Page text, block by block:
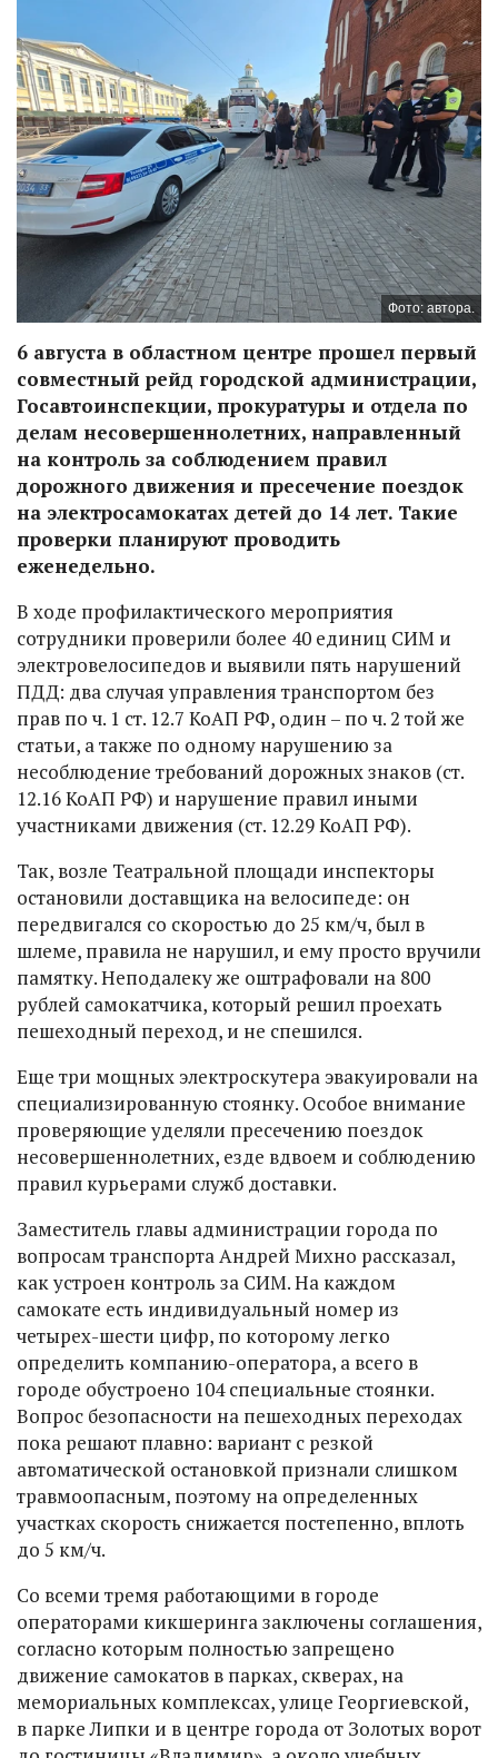
Фото: автора.
6 августа в областном центре прошел первый
совместный рейд городской администрации,
Госавтоинспекции, прокуратуры и отдела по
делам несовершеннолетних, направленный
на контроль за соблюдением правил
дорожного движения и пресечение поездок
на электросамокатах детей до 14 лет. Такие
проверки планируют проводить
еженедельно.
В ходе профилактического мероприятия
сотрудники проверили более 40 единиц СИМ и
электровелосипедов и выявили пять нарушений
ПДД: два случая управления транспортом без
прав по ч. 1 ст. 12.7 КоАП РФ, один – по ч. 2 той же
статьи, а также по одному нарушению за
несоблюдение требований дорожных знаков (ст.
12.16 КоАП РФ) и нарушение правил иными
участниками движения (ст. 12.29 КоАП РФ).
Так, возле Театральной площади инспекторы
остановили доставщика на велосипеде: он
передвигался со скоростью до 25 км/ч, был в
шлеме, правила не нарушил, и ему просто вручили
памятку. Неподалеку же оштрафовали на 800
рублей самокатчика, который решил проехать
пешеходный переход, и не спешился.
Еще три мощных электроскутера эвакуировали на
специализированную стоянку. Особое внимание
проверяющие уделяли пресечению поездок
несовершеннолетних, езде вдвоем и соблюдению
правил курьерами служб доставки.
Заместитель главы администрации города по
вопросам транспорта Андрей Михно рассказал,
как устроен контроль за СИМ. На каждом
самокате есть индивидуальный номер из
четырех-шести цифр, по которому легко
определить компанию-оператора, а всего в
городе обустроено 104 специальные стоянки.
Вопрос безопасности на пешеходных переходах
пока решают плавно: вариант с резкой
автоматической остановкой признали слишком
травмоопасным, поэтому на определенных
участках скорость снижается постепенно, вплоть
до 5 км/ч.
Со всеми тремя работающими в городе
операторами кикшеринга заключены соглашения,
согласно которым полностью запрещено
движение самокатов в парках, скверах, на
мемориальных комплексах, улице Георгиевской,
в парке Липки и в центре города от Золотых ворот